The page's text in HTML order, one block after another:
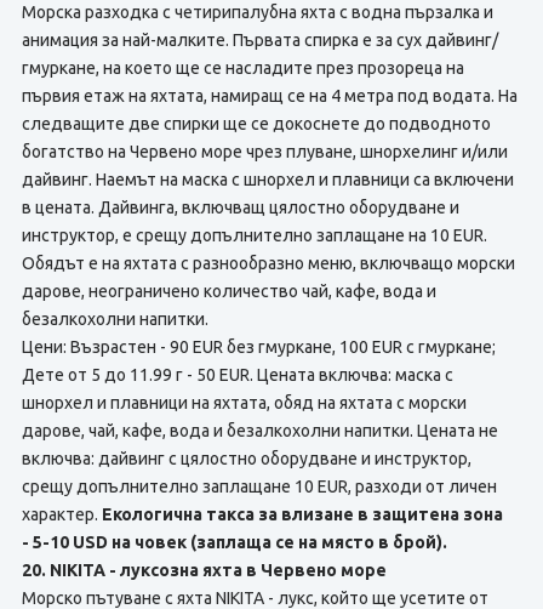
Морска разходка с четирипалубна яхта с водна пързалка и
анимация за най-малките. Първата спирка е за сух дайвинг/
гмуркане, на което ще се насладите през прозореца на
първия етаж на яхтата, намиращ се на 4 метра под водата. На
следващите две спирки ще се докоснете до подводното
богатство на Червено море чрез плуване, шнорхелинг и/или
дайвинг. Наемът на маска с шнорхел и плавници са включени
в цената. Дайвинга, включващ цялостно оборудване и
инструктор, е срещу допълнително заплащане на 10 EUR.
Обядът е на яхтата с разнообразно меню, включващо морски
дарове, неограничено количество чай, кафе, вода и
безалкохолни напитки.
Цени: Възрастен - 90 EUR без гмуркане, 100 EUR с гмуркане;
Дете от 5 до 11.99 г - 50 EUR. Цената включва: маска с
шнорхел и плавници на яхтата, обяд на яхтата с морски
дарове, чай, кафе, вода и безалкохолни напитки. Цената не
включва: дайвинг с цялостно оборудване и инструктор,
срещу допълнително заплащане 10 EUR, разходи от личен
характер. Екологична такса за влизане в защитена зона
- 5-10 USD на човек (заплаща се на място в брой).
20. NIKITA - луксозна яхта в Червено море
Морско пътуване с яхта NIKITA - лукс, който ще усетите от